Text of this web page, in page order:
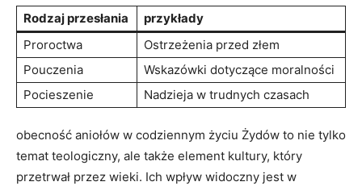
Rodzaj przesłania
przykłady
Proroctwa
Ostrzeżenia przed złem
Pouczenia
Wskazówki dotyczące moralności
Pocieszenie
Nadzieja w trudnych czasach
obecność aniołów w codziennym życiu Żydów to nie tylko
temat teologiczny, ale także element kultury, który
przetrwał przez wieki. Ich wpływ widoczny jest w